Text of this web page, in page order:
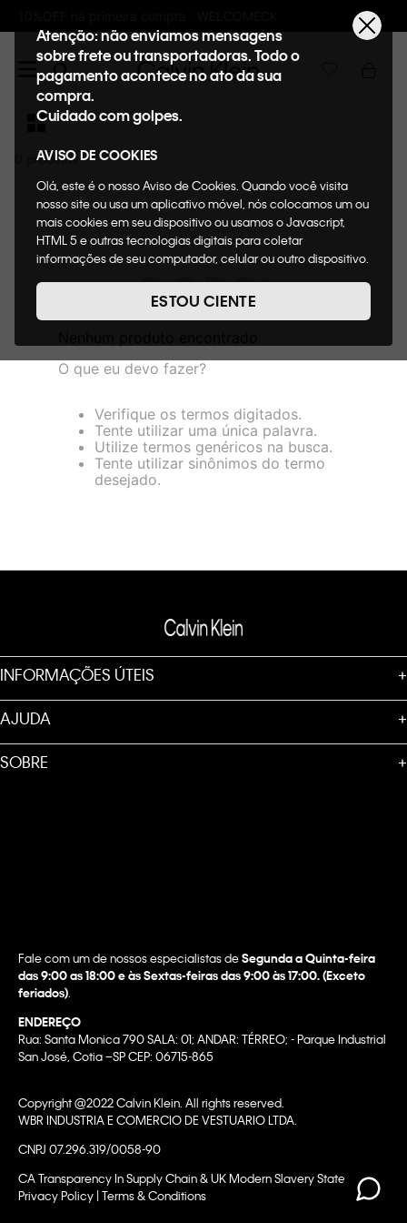
Frete GRÁTIS nas
Atenção: não enviamos mensagens
sobre frete ou transportadoras. Todo o
pagamento acontece no ato da sua
compra.
Cuidado com golpes.
AVISO DE COOKIES
Olá, este é o nosso Aviso de Cookies. Quando você visita
nosso site ou usa um aplicativo móvel, nós colocamos um ou
mais cookies em seu dispositivo ou usamos o Javascript,
HTML 5 e outras tecnologias digitais para coletar
informações de seu computador, celular ou outro dispositivo.
de cookies, informaremos quais cookies usaremos e quais
suas funções. A forma como processamos os dados
nosso Aviso de Privacidade. Quando você visita nosso site,
consideraremos isso como sua solicitação específica para
loja virtual. Para maiores informações sobre o nosso aviso de
Cookies acesse o link.
ESTOU CIENTE
OOPS!
O que eu devo fazer?
Verifique os termos digitados.
Tente utilizar uma única palavra.
Utilize termos genéricos na busca.
Tente utilizar sinônimos do termo
desejado.
INFORMAÇÕES ÚTEIS +
AJUDA +
SOBRE +
Fale com um de nossos especialistas deSegunda a Quinta-feira
das 9:00 as 18:00 e às Sextas-feiras das 9:00 às 17:00. (Exceto
feriados)
ENDEREÇO
Rua: Santa Monica 790 SALA: 01; ANDAR: TÉRREO; - Parque Industrial
San José, Cotia –SP CEP: 06715-865
Copyright @2022 Calvin Klein. All rights reserved.
WBR INDUSTRIA E COMERCIO DE VESTUARIO LTDA.
CNPJ 07.296.319/0058-90
CA Transparency In Supply Chain & UK Modern Slavery Statement |
Privacy Policy | Terms & Conditions